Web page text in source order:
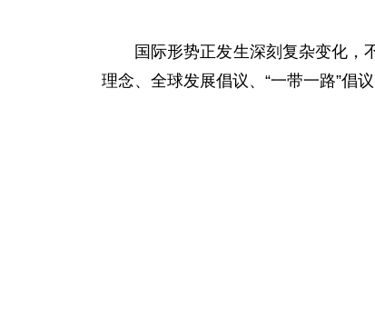
国际形势正发生深刻复杂变化，不
理念、全球发展倡议、“一带一路”倡